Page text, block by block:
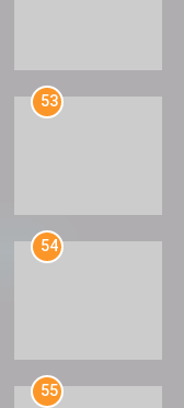
53
54
55